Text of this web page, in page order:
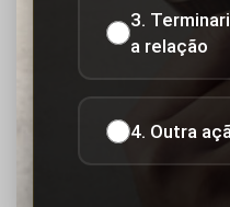
3.
a relação
4. Outra